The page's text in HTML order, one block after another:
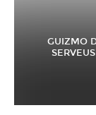
GUIZMO